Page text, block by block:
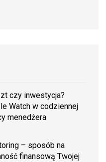
czy inwestycja?
Watch w codziennej
menedżera
– sposób na
finansową Twojej